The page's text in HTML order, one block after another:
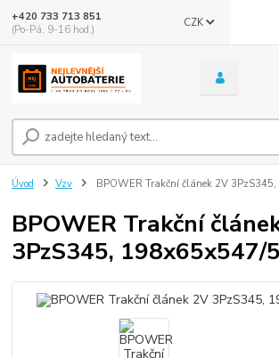
CZK
+420 733 713 851
(Po-Pá, 9-16 hod.)
Úvod Vzv BPOWER Trakční článek 2V
BPOWER Trakční
3PzS345, 198x65x547/